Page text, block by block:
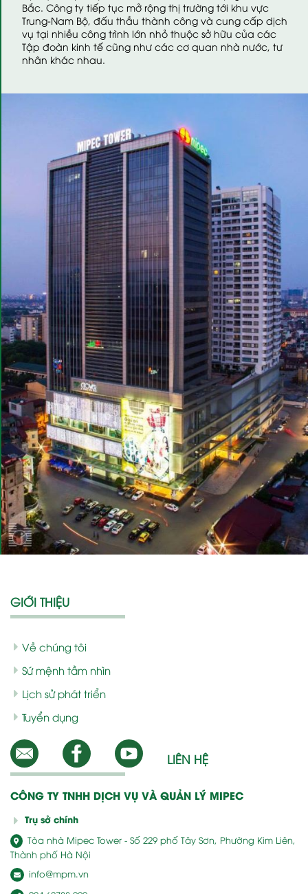
Bắc. Công ty tiếp tục mở rộng thị trường tới khu vực
Trung-Nam Bộ, đấu thầu thành công và cung cấp dịch
vụ tại nhiều công trình lớn nhỏ thuộc sở hữu của các
Tập đoàn kinh tế cũng như các cơ quan nhà nước, tư
nhân khác nhau.
GIỚI THIỆU
Về chúng tôi
Sứ mệnh tầm nhìn
Lịch sử phát triển
Tuyển dụng
LIÊN HỆ
CÔNG TY TNHH DỊCH VỤ VÀ QUẢN LÝ MIPEC
Trụ sở chính
Tòa nhà Mipec Tower - Số 229 phố Tây Sơn, Phường Kim Liên,
Thành phố Hà Nội
info@mpm.vn